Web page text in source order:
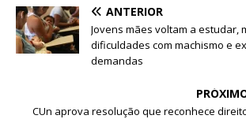
ANTERIOR
Jovens mães voltam a estudar,
dificuldades com machismo e
demandas
CUn aprova resolução que reconhece